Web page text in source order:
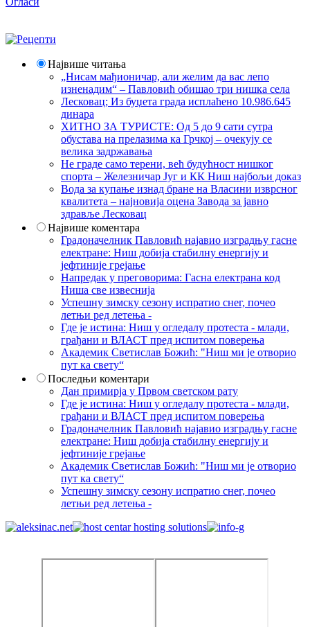
Највише читања
„Нисам мађионичар, али желим да вас лепо
изненадим“ – Павловић обишао три нишка села
Лесковац; Из буџета града исплаћено 10.986.645
динара
ХИТНО ЗА ТУРИСТЕ: Од 5 до 9 сати сутра
обустава на прелазима ка Грчкој – очекују се
велика задржавања
Не граде само терени, већ будућност нишког
спорта – Железничар Југ и КК Ниш најбољи доказ
Вода за купање изнад бране на Власини изврсног
квалитета – најновија оцена Завода за јавно
здравље Лесковац
Највише коментара
Градоначелник Павловић најавио изградњу гасне
електране: Ниш добија стабилну енергију и
јефтиније грејање
Напредак у преговорима: Гасна електрана код
Ниша све извеснија
Успешну зимску сезону испратио снег, почео
летњи ред летења -
Где је истина: Ниш у огледалу протеста - млади,
грађани и ВЛАСТ пред испитом поверења
Академик Светислав Божић: "Ниш ми је отворио
пут ка свету“
Последњи коментари
Дан примирја у Првом светском рату
Где је истина: Ниш у огледалу протеста - млади,
грађани и ВЛАСТ пред испитом поверења
Градоначелник Павловић најавио изградњу гасне
електране: Ниш добија стабилну енергију и
јефтиније грејање
Академик Светислав Божић: "Ниш ми је отворио
пут ка свету“
Успешну зимску сезону испратио снег, почео
летњи ред летења -